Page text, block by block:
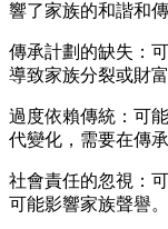
響了家族的和諧和
傳承計劃的缺失：
導致家族分裂或財富
過度依賴傳統：可
代變化，需要在傳
社會責任的忽視：
可能影響家族聲譽。